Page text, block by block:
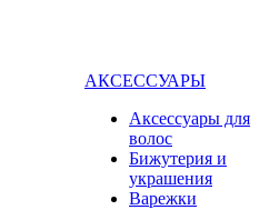
АКСЕССУАРЫ
Аксессуары для
волос
Бижутерия и
украшения
Варежки